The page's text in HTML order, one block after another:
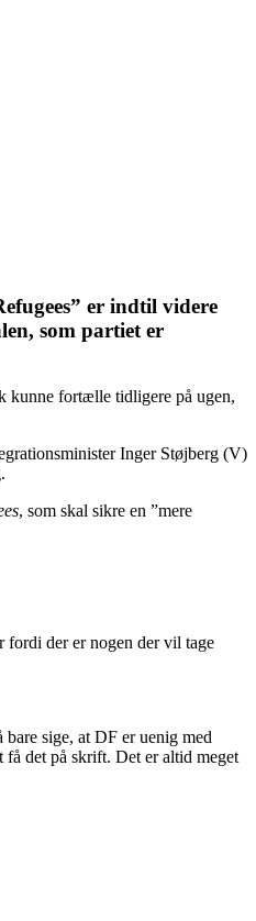
er indtil videre
som partiet er
kunne fortælle tidligere på ugen,
Inger Støjberg (V)
, som skal sikre en ”mere
der er nogen der vil tage
sige, at DF er uenig med
det på skrift. Det er altid meget